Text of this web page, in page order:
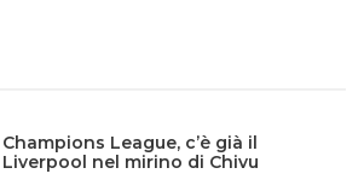
Champions League, c’è già il
Liverpool nel mirino di Chivu